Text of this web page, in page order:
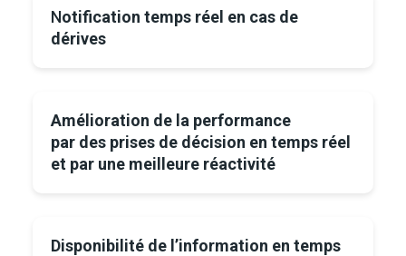
Notification temps réel en cas de
dérives
Amélioration de la performance
par des prises de décision en temps réel
et par une meilleure réactivité
Disponibilité de l’information en temps